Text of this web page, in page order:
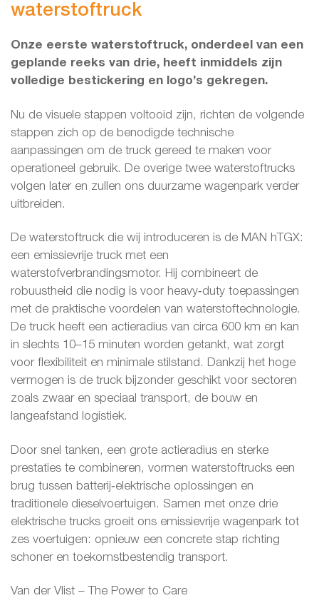
waterstoftruck
Onze eerste waterstoftruck, onderdeel van een
geplande reeks van drie, heeft inmiddels zijn
volledige bestickering en logo’s gekregen.
Nu de visuele stappen voltooid zijn, richten de volgende
stappen zich op de benodigde technische
aanpassingen om de truck gereed te maken voor
operationeel gebruik. De overige twee waterstoftrucks
volgen later en zullen ons duurzame wagenpark verder
uitbreiden.
De waterstoftruck die wij introduceren is de MAN hTGX:
een emissievrije truck met een
waterstofverbrandingsmotor. Hij combineert de
robuustheid die nodig is voor heavy‑duty toepassingen
met de praktische voordelen van waterstoftechnologie.
De truck heeft een actieradius van circa 600 km en kan
in slechts 10–15 minuten worden getankt, wat zorgt
voor flexibiliteit en minimale stilstand. Dankzij het hoge
vermogen is de truck bijzonder geschikt voor sectoren
zoals zwaar en speciaal transport, de bouw en
langeafstand logistiek.
Door snel tanken, een grote actieradius en sterke
prestaties te combineren, vormen waterstoftrucks een
brug tussen batterij‑elektrische oplossingen en
traditionele dieselvoertuigen. Samen met onze drie
elektrische trucks groeit ons emissievrije wagenpark tot
zes voertuigen: opnieuw een concrete stap richting
schoner en toekomstbestendig transport.
Van der Vlist – The Power to Care